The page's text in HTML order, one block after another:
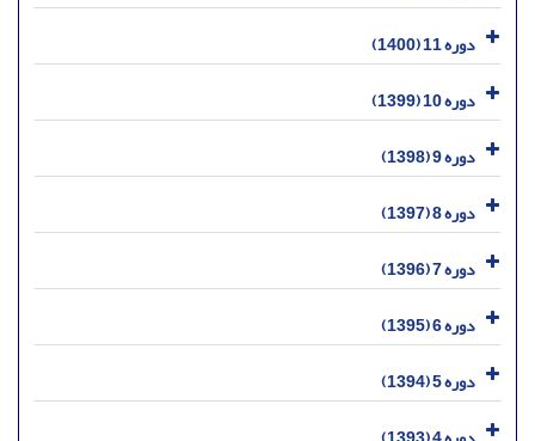
دوره 11 (1400)
دوره 10 (1399)
دوره 9 (1398)
دوره 8 (1397)
دوره 7 (1396)
دوره 6 (1395)
دوره 5 (1394)